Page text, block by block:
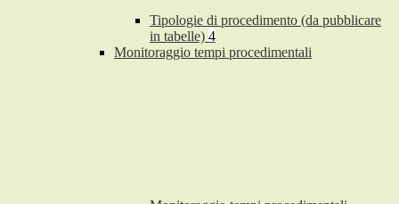
Tipologie di procedimento (da pubblicare
in tabelle) 4
Monitoraggio tempi procedimentali